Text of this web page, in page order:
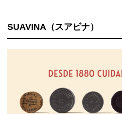
SUAVINA（スアビナ）